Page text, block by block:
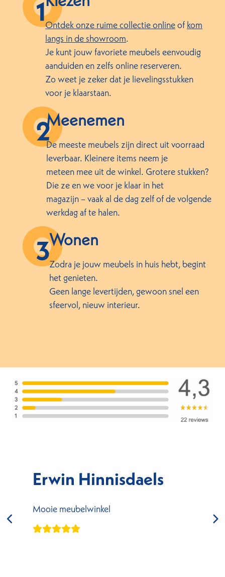
Ontdek onze ruime collectie onlineof kom
langs in de showroom.
Je kunt jouw favoriete meubels eenvoudig
aanduiden en zelfs online reserveren.
Zo weet je zeker dat je lievelingsstukken
voor je klaarstaan.
Meenemen
De meeste meubels zijn direct uit voorraad
leverbaar. Kleinere items neem je
meteen mee uit de winkel. Grotere stukken?
Die ze en we voor je klaar in het
magazijn – vaak al de dag zelf of de volgende
werkdag af te halen.
Wonen
Zodra je jouw meubels in huis hebt, begint
het genieten.
Geen lange levertijden, gewoon snel een
sfeervol, nieuw interieur.
Erwin Hinnisdaels
Mooie meubelwinkel